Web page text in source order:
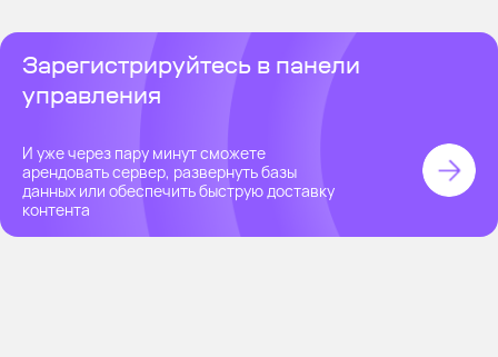
Зарегистрируйтесь в панели
управления
И уже через пару минут сможете
арендовать сервер, развернуть базы
данных или обеспечить быструю доставку
контента